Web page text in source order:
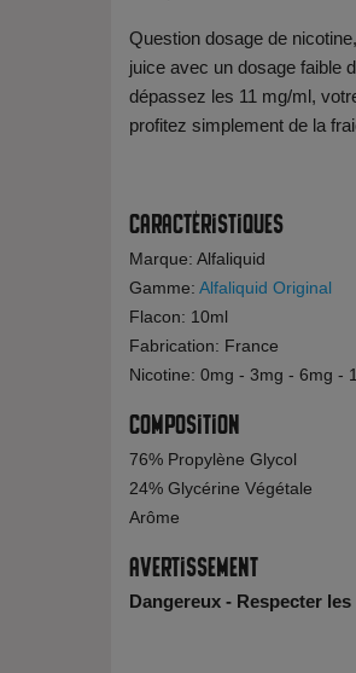
Question dosage de
juice avec un dosage faible
dépassez les 11 mg/ml,
profitez simplement de la
Caractéristiques
Marque: Alfaliquid
Gamme: Alfaliquid Original
Flacon: 10ml
Fabrication: France
Nicotine: 0mg - 3mg - 6mg -
Composition
76% Propylène Glycol
24% Glycérine Végétale
Arôme
Avertissement
Dangereux - Respecter